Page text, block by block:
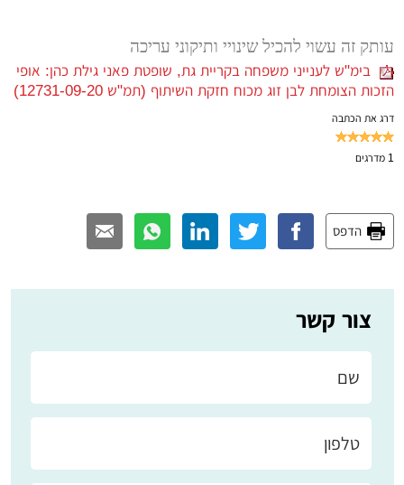
צור קשר
עותק זה עשוי להכיל שינויי ותיקוני עריכה
בימ"ש לענייני משפחה בקריית גת, שופטת פאני גילת כהן: אופי
הזכות הצומחת לבן זוג מכוח חזקת השיתוף (תמ"ש 12731-09-20)
דרג את הכתבה
1 מדרגים
הדפס